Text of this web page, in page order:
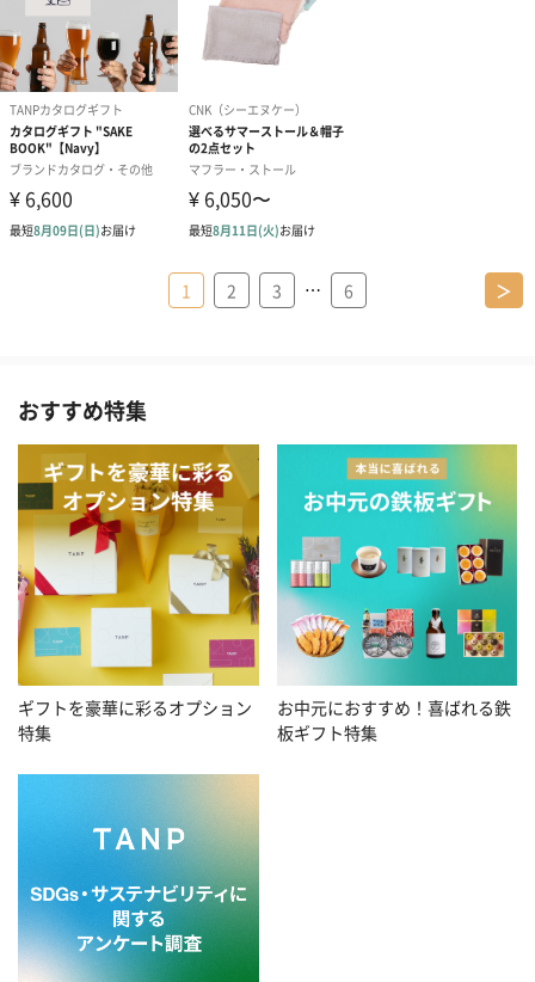
1 2 3 … 6 ＞
おすすめ特集
ギフトを豪華に彩るオプション
特集
お中元におすすめ！喜ばれる鉄
板ギフト特集